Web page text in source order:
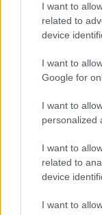
I want to
related to
device
I want to
Google for
I want to
personalized
I want to
related to
device
I want to
Niccolò Conforti · 8 Ago